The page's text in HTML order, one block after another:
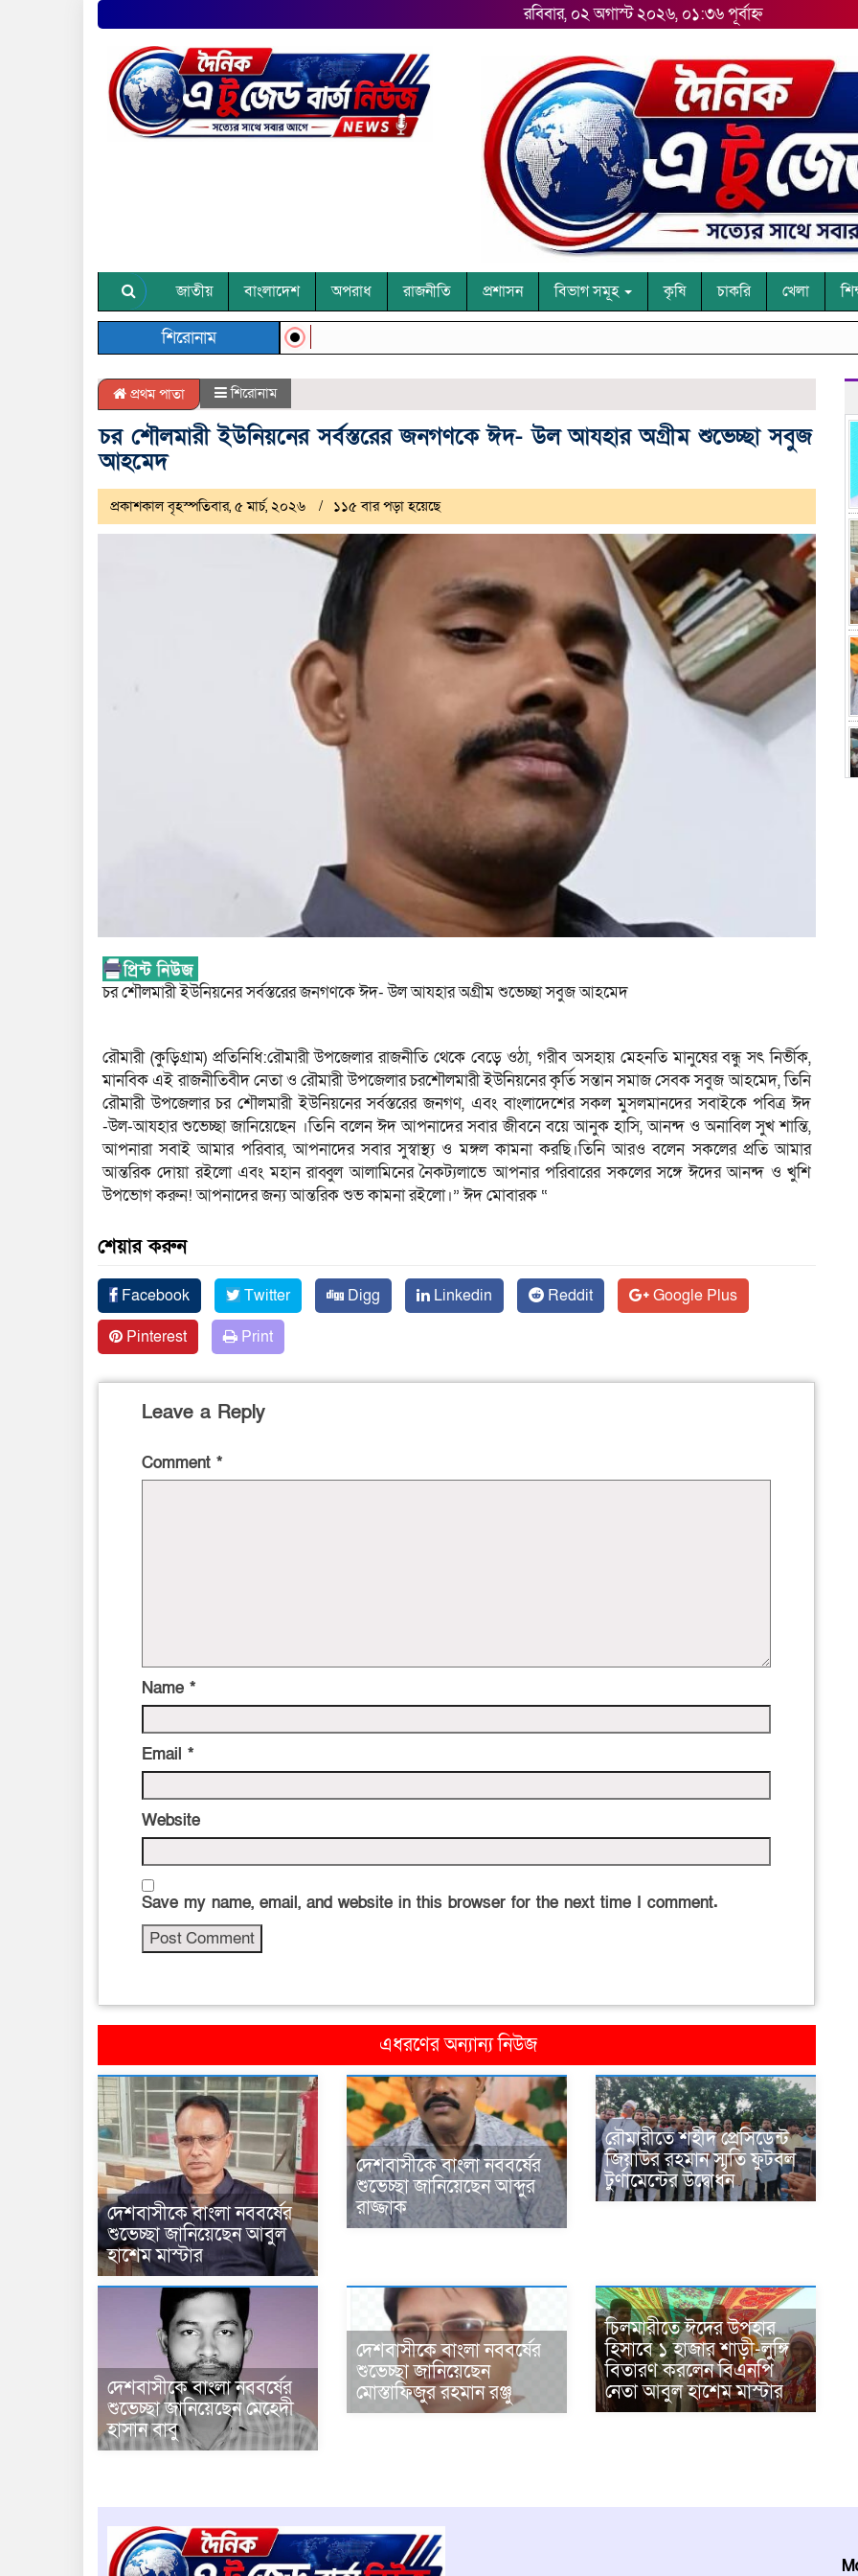
রবিবার, ০২ অগাস্ট ২০২৬, ০১:৩৬ পূর্বাহ্ন
জাতীয় বাংলাদেশ অপরাধ রাজনীতি প্রশাসন বিভাগ সমূহ কৃষি চাকরি খেলা
শিরোনাম
প্রথম পাতা শিরোনাম
চর শৌলমারী ইউনিয়নের সর্বস্তরের জনগণকে ঈদ- উল আযহার অগ্রীম শুভেচ্ছা সবুজ
আহমেদ
প্রকাশকাল বৃহস্পতিবার, ৫ মার্চ, ২০২৬ ১১৫ বার পড়া হয়েছে
চর শৌলমারী ইউনিয়নের সর্বস্তরের জনগণকে ঈদ- উল আযহার অগ্রীম শুভেচ্ছা সবুজ আহমেদ
রৌমারী (কুড়িগ্রাম) প্রতিনিধি:রৌমারী উপজেলার রাজনীতি থেকে বেড়ে ওঠা, গরীব অসহায় মেহনতি মানুষের বন্ধু সৎ নির্ভীক,
মানবিক এই রাজনীতিবীদ নেতা ও রৌমারী উপজেলার চরশৌলমারী ইউনিয়নের কৃর্তি সন্তান সমাজ সেবক সবুজ আহমেদ, তিনি
রৌমারী উপজেলার চর শৌলমারী ইউনিয়নের সর্বস্তরের জনগণ, এবং বাংলাদেশের সকল মুসলমানদের সবাইকে পবিত্র ঈদ
-উল-আযহার শুভেচ্ছা জানিয়েছেন ।তিনি বলেন ঈদ আপনাদের সবার জীবনে বয়ে আনুক হাসি, আনন্দ ও অনাবিল সুখ শান্তি,
আপনারা সবাই আমার পরিবার, আপনাদের সবার সুস্বাস্থ্য ও মঙ্গল কামনা করছি।তিনি আরও বলেন সকলের প্রতি আমার
আন্তরিক দোয়া রইলো এবং মহান রাব্বুল আলামিনের নৈকট্যলাভে আপনার পরিবারের সকলের সঙ্গে ঈদের আনন্দ ও খুশি
উপভোগ করুন! আপনাদের জন্য আন্তরিক শুভ কামনা রইলো।” ঈদ মোবারক “
শেয়ার করুন
Facebook Twitter Digg Linkedin Reddit
Google Plus
Pinterest
Print
Leave a Reply
Comment *
Name *
Email *
Website
Save my name, email, and website in this browser for the next time I comment.
এধরণের অন্যান্য নিউজ
দেশবাসীকে বাংলা নববর্ষের
শুভেচ্ছা জানিয়েছেন আবুল
হাশেম মাস্টার
দেশবাসীকে বাংলা নববর্ষের
শুভেচ্ছা জানিয়েছেন আব্দুর
রাজ্জাক
রৌমারীতে শহীদ প্রেসিডেন্ট
জিয়াউর রহমান স্মৃতি ফুটবল
টুর্ণামেন্টের উদ্বোধন
দেশবাসীকে বাংলা নববর্ষের
শুভেচ্ছা জানিয়েছেন মেহেদী
হাসান বাবু
দেশবাসীকে বাংলা নববর্ষের
শুভেচ্ছা জানিয়েছেন
মোস্তাফিজুর রহমান রঞ্জু
চিলমারীতে ঈদের উপহার
হিসাবে ১ হাজার শাড়ী-লুঙ্গি
বিতারণ করলেন বিএনপি
নেতা আবুল হাশেম মাস্টার